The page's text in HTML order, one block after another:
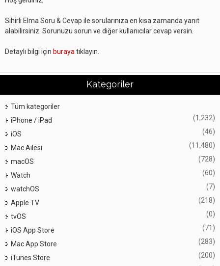
Sihirli Elma Soru & Cevap ile sorularınıza en kısa zamanda yanıt
alabilirsiniz. Sorunuzu sorun ve diğer kullanıcılar cevap versin.
Detaylı bilgi için buraya tıklayın.
Kategoriler
Tüm kategoriler
iPhone / iPad
(1,232)
iOS (46)
Mac Ailesi (11,480)
macOS (728)
Watch (60)
watchOS (7)
Apple TV (218)
tvOS (0)
iOS App Store (71)
Mac App Store (283)
iTunes Store
(200)